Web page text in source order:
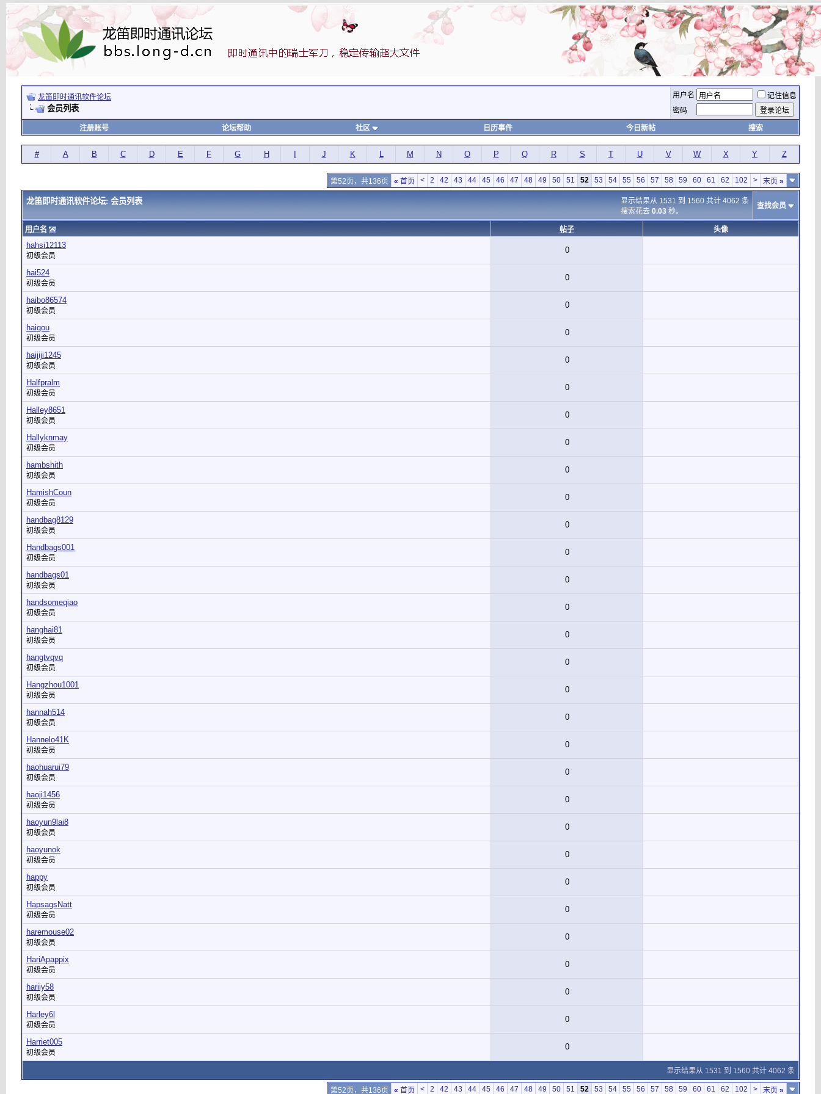
龙笛即时通讯软件论坛
会员列表
用户名
记住信息
密码
注册账号 论坛帮助 社区 日历事件 今日新帖 搜索
# A B C D E F G H J K L M N O P Q R S T U V W X Y Z
第52页，共136页 « 首页 < 2 42 43 44 45 46 47 48 49 50 51 52 53 54 55 56 57 58 59 60 61 62 102 > 末页 »
显示结果从 1531 到 1560 共计 4062 条
搜索花去 0.03 秒。
龙笛即时通讯软件论坛: 会员列表 查找会员
用户名 帖子 头像
hahsi12113
初级会员
0
hai524
初级会员
0
haibo86574
初级会员
0
haigou
初级会员
0
haijiji1245
初级会员
0
Halfpralm
初级会员
0
Halley8651
初级会员
0
Hallyknmay
初级会员
0
hambshith
初级会员
0
HamishCoun
初级会员
0
handbag8129
初级会员
0
Handbags001
初级会员
0
handbags01
初级会员
0
handsomeqiao
初级会员
0
hanghai81
初级会员
0
hangtvqvq
初级会员
0
Hangzhou1001
初级会员
0
hannah514
初级会员
0
Hannelo41K
初级会员
0
haohuarui79
初级会员
0
haoji1456
初级会员
0
haoyun9lai8
初级会员
0
haoyunok
初级会员
0
happy
初级会员
0
HapsagsNatt
初级会员
0
haremouse02
初级会员
0
HariApappix
初级会员
0
hariiy58
初级会员
0
Harley6l
初级会员
0
Harriet005
初级会员
0
显示结果从 1531 到 1560 共计 4062 条
第52页，共136页 « 首页 < 2 42 43 44 45 46 47 48 49 50 51 52 53 54 55 56 57 58 59 60 61 62 102 > 末页 »